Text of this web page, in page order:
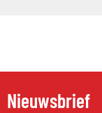
Nieuwsbrief